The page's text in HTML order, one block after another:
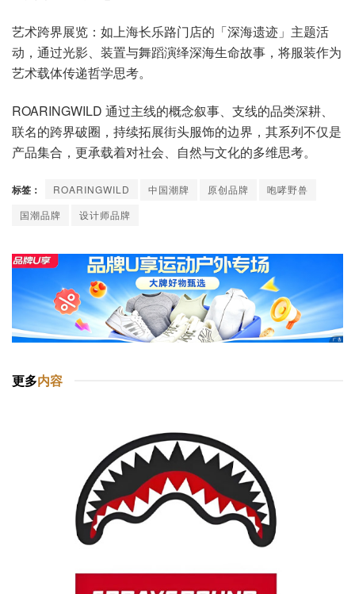
艺术跨界展览：如上海长乐路门店的「深海遗迹」主题活
动，通过光影、装置与舞蹈演绎深海生命故事，将服装作为
艺术载体传递哲学思考。
ROARINGWILD 通过主线的概念叙事、支线的品类深耕、
联名的跨界破圈，持续拓展街头服饰的边界，其系列不仅是
产品集合，更承载着对社会、自然与文化的多维思考。
标签： ROARINGWILD 中国潮牌 原创品牌
咆哮野兽
国潮品牌
设计师品牌
更多内容